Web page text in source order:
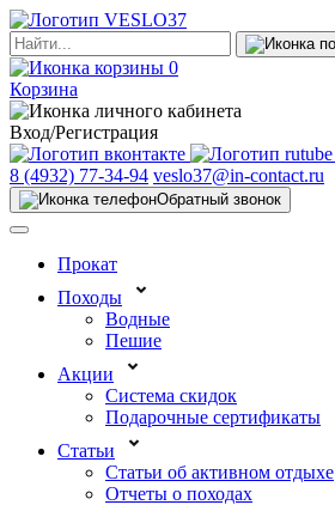
0
Корзина
Вход/Регистрация
8 (4932) 77-34-94 veslo37@in-contact.ru
Обратный звонок
Прокат
Походы
Водные
Пешие
Акции
Система скидок
Подарочные сертификаты
Статьи
Статьи об активном отдыхе
Отчеты о походах